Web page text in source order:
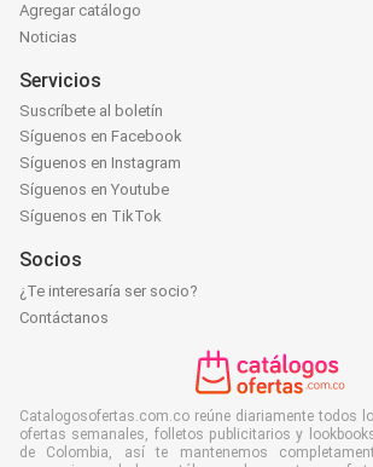
Agregar catálogo
Noticias
Servicios
Suscríbete al boletín
Síguenos en Facebook
Síguenos en Instagram
Síguenos en Youtube
Síguenos en TikTok
Socios
¿Te interesaría ser socio?
Contáctanos
Catalogosofertas.com.co reúne diariamente todos
ofertas semanales, folletos publicitarios y
de Colombia, así te mantenemos